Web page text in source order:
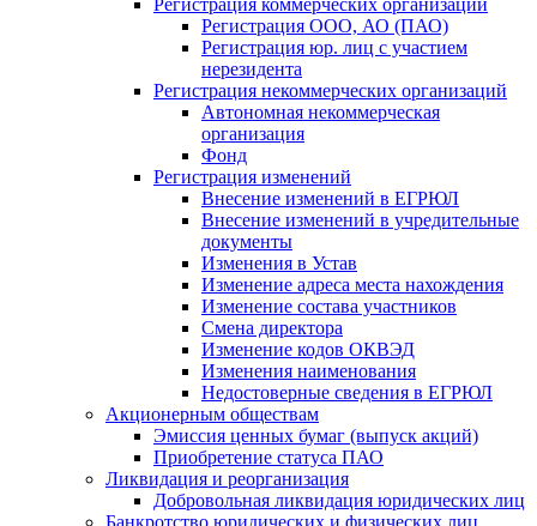
Регистрация коммерческих организаций
Регистрация ООО, АО (ПАО)
Регистрация юр. лиц с участием
нерезидента
Регистрация некоммерческих организаций
Автономная некоммерческая
организация
Фонд
Регистрация изменений
Внесение изменений в ЕГРЮЛ
Внесение изменений в учредительные
документы
Изменения в Устав
Изменение адреса места нахождения
Изменение состава участников
Смена директора
Изменение кодов ОКВЭД
Изменения наименования
Недостоверные сведения в ЕГРЮЛ
Акционерным обществам
Эмиссия ценных бумаг (выпуск акций)
Приобретение статуса ПАО
Ликвидация и реорганизация
Добровольная ликвидация юридических лиц
Банкротство юридических и физических лиц